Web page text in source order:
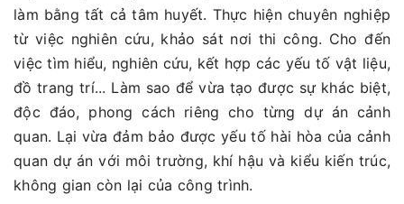
làm bằng tất cả tâm huyết. Thực hiện chuyên nghiệp
từ việc nghiên cứu, khảo sát nơi thi công. Cho đến
việc tìm hiểu, nghiên cứu, kết hợp các yếu tố vật liệu,
đồ trang trí... Làm sao để vừa tạo được sự khác biệt,
độc đáo, phong cách riêng cho từng dự án cảnh
quan. Lại vừa đảm bảo được yếu tố hài hòa của cảnh
quan dự án với môi trường, khí hậu và kiểu kiến trúc,
không gian còn lại của công trình.